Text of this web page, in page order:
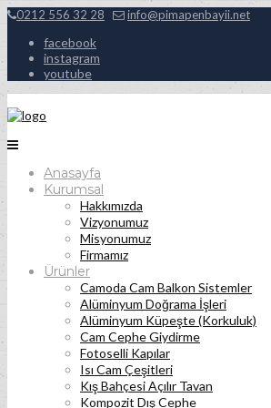
0212 556 32 28 info@pimapenbayii.net
facebook
instagram
youtube
Anasayfa
Kurumsal
Hakkımızda
Vizyonumuz
Misyonumuz
Firmamız
Ürünler
Camoda Cam Balkon Sistemler
Alüminyum Doğrama İşleri
Alüminyum Küpeşte (Korkuluk)
Cam Cephe Giydirme
Fotoselli Kapılar
Isı Cam Çeşitleri
Kış Bahçesi Açılır Tavan
Kompozit Dış Cephe